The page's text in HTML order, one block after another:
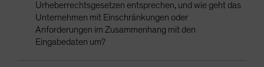
Urheberrechtsgesetzen entsprechen, und wie geht das
Unternehmen mit Einschränkungen oder
Anforderungen im Zusammenhang mit den
Eingabedaten um?